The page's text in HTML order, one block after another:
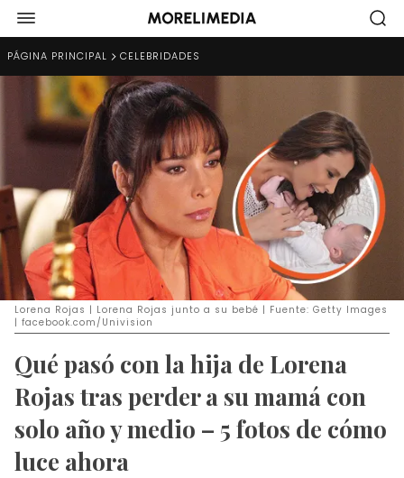
PÁGINA PRINCIPAL CELEBRIDADES
Lorena Rojas | Lorena Rojas junto a su bebé | Fuente: Getty Images
| facebook.com/Univision
Qué pasó con la hija de Lorena
Rojas tras perder a su mamá con
solo año y medio – 5 fotos de cómo
luce ahora